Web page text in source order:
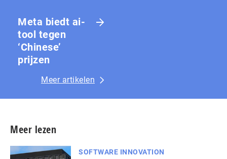
Meta biedt ai-
tool tegen
‘Chinese’
prijzen
Meer artikelen
Meer lezen
SOFTWARE INNOVATION